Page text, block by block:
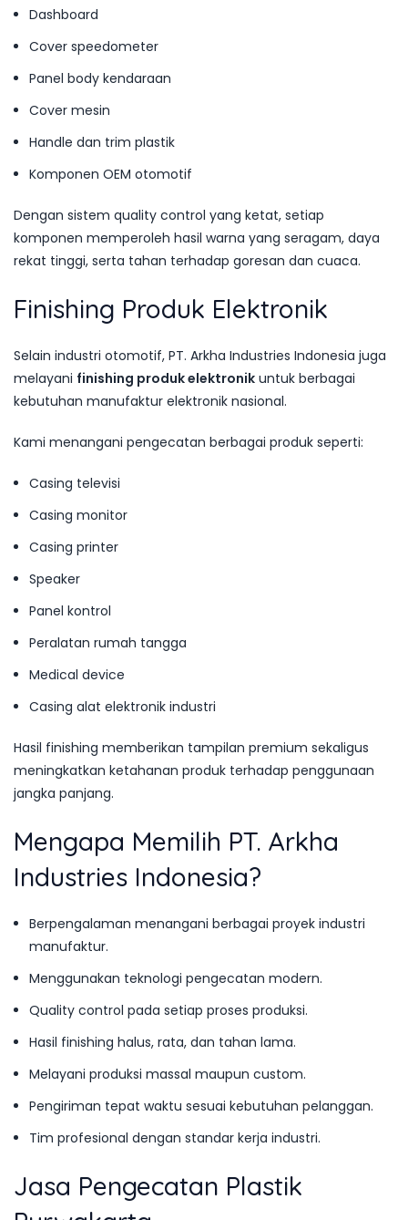
Dashboard
Cover speedometer
Panel body kendaraan
Cover mesin
Handle dan trim plastik
Komponen OEM otomotif
Dengan sistem quality control yang ketat, setiap
komponen memperoleh hasil warna yang seragam, daya
rekat tinggi, serta tahan terhadap goresan dan cuaca.
Finishing Produk Elektronik
Selain industri otomotif, PT. Arkha Industries Indonesia juga
melayani finishing produk elektronik untuk berbagai
kebutuhan manufaktur elektronik nasional.
Kami menangani pengecatan berbagai produk seperti:
Casing televisi
Casing monitor
Casing printer
Speaker
Panel kontrol
Peralatan rumah tangga
Medical device
Casing alat elektronik industri
Hasil finishing memberikan tampilan premium sekaligus
meningkatkan ketahanan produk terhadap penggunaan
jangka panjang.
Mengapa Memilih PT. Arkha
Industries Indonesia?
Berpengalaman menangani berbagai proyek industri
manufaktur.
Menggunakan teknologi pengecatan modern.
Quality control pada setiap proses produksi.
Hasil finishing halus, rata, dan tahan lama.
Melayani produksi massal maupun custom.
Pengiriman tepat waktu sesuai kebutuhan pelanggan.
Tim profesional dengan standar kerja industri.
Jasa Pengecatan Plastik